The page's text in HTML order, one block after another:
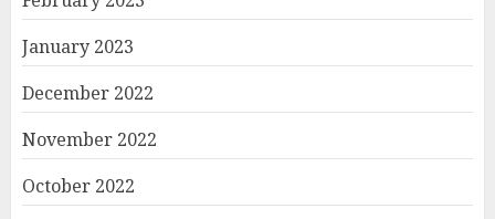
January 2023
December 2022
November 2022
October 2022